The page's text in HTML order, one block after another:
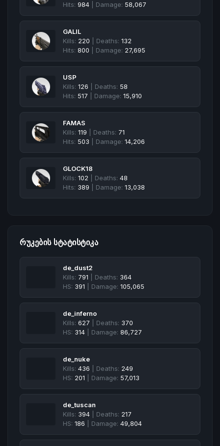
Hits: 984 | Damage: 58,067
GALIL
Kills: 220 | Deaths: 132
Hits: 800 | Damage: 27,695
USP
Kills: 126 | Deaths: 58
Hits: 517 | Damage: 15,910
FAMAS
Kills: 119 | Deaths: 71
Hits: 503 | Damage: 14,206
GLOCK18
Kills: 102 | Deaths: 48
Hits: 389 | Damage: 13,038
ᲠᲣᲙᲔᲑᲘᲡ ᲡᲢᲐᲢᲘᲡᲢᲘᲙᲐ
de_dust2
Kills: 791 | Deaths: 364
HS: 391 | Damage: 105,065
de_inferno
Kills: 627 | Deaths: 370
HS: 314 | Damage: 86,727
de_nuke
Kills: 436 | Deaths: 249
HS: 201 | Damage: 57,013
de_tuscan
Kills: 394 | Deaths: 217
HS: 186 | Damage: 49,804